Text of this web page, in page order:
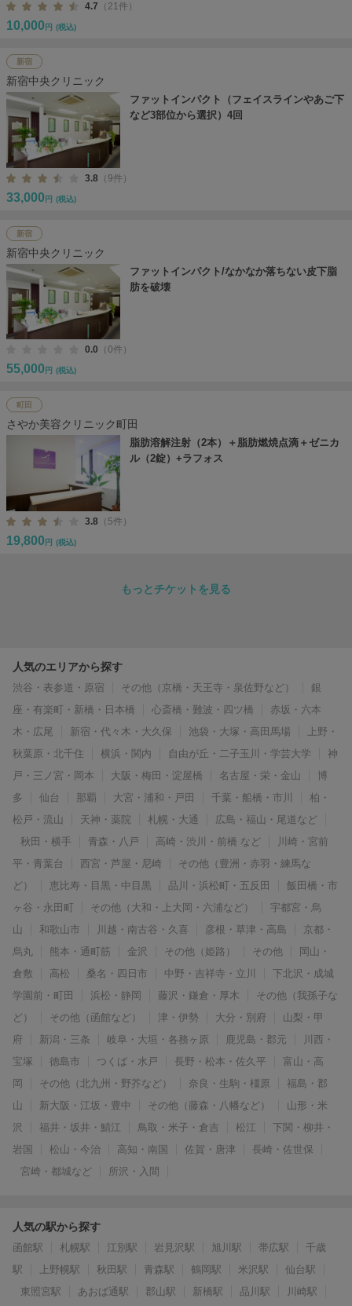
4.7 （21件）
10,000 円 (税込)
新宿
新宿中央クリニック
ファットインパクト（フェイスラインやあご下
など3部位から選択）4回
3.8 （9件）
33,000 円 (税込)
新宿
新宿中央クリニック
ファットインパクト/なかなか落ちない皮下脂
肪を破壊
0.0 （0件）
55,000 円 (税込)
町田
さやか美容クリニック町田
脂肪溶解注射（2本）＋脂肪燃焼点滴＋ゼニカ
ル（2錠）+ラフォス
3.8 （5件）
19,800 円 (税込)
もっとチケットを見る
人気のエリアから探す
渋谷・表参道・原宿 その他（京橋・天王寺・泉佐野など）
銀
座・有楽町・新橋・日本橋
心斎橋・難波・四ツ橋
赤坂・六本
木・広尾
新宿・代々木・大久保 池袋・大塚・高田馬場
上野・
秋葉原・北千住
横浜・関内 自由が丘・二子玉川・学芸大学
神
戸・三ノ宮・岡本
大阪・梅田・淀屋橋 名古屋・栄・金山
博
多
仙台 那覇 大宮・浦和・戸田 千葉・船橋・市川
柏・
松戸・流山
天神・薬院 札幌・大通
広島・福山・尾道など
秋田・横手
青森・八戸 高崎・渋川・前橋 など
川崎・宮前
平・青葉台
西宮・芦屋・尼崎
その他（豊洲・赤羽・練馬な
ど）
恵比寿・目黒・中目黒 品川・浜松町・五反田
飯田橋・市
ヶ谷・永田町
その他（大和・上大岡・六浦など）
宇都宮・烏
山
和歌山市 川越・南古谷・久喜 彦根・草津・高島
京都・
烏丸
熊本・通町筋 金沢 その他（姫路） その他
岡山・
倉敷
高松 桑名・四日市 中野・吉祥寺・立川
下北沢・成城
学園前・町田
浜松・静岡 藤沢・鎌倉・厚木
その他（我孫子な
ど）
その他（函館など） 津・伊勢 大分・別府
山梨・甲
府
新潟・三条 岐阜・大垣・各務ヶ原 鹿児島・郡元
川西・
宝塚
徳島市 つくば・水戸 長野・松本・佐久平
富山・高
岡
その他（北九州・野芥など） 奈良・生駒・橿原
福島・郡
山
新大阪・江坂・豊中 その他（藤森・八幡など）
山形・米
沢
福井・坂井・鯖江 鳥取・米子・倉吉 松江
下関・柳井・
岩国
松山・今治 高知・南国 佐賀・唐津
長崎・佐世保
宮崎・都城など
所沢・入間
人気の駅から探す
函館駅 札幌駅 江別駅 岩見沢駅 旭川駅 帯広駅
千歳
駅
上野幌駅 秋田駅 青森駅 鶴岡駅 米沢駅
仙台駅
東照宮駅
あおば通駅 郡山駅 新橋駅 品川駅
川崎駅